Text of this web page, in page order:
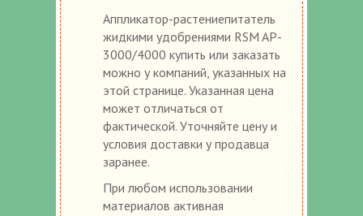
Аппликатор-растениепитатель
жидкими удобрениями RSM AP-
3000/4000 купить или заказать
можно у компаний, указанных на
этой странице. Указанная цена
может отличаться от
фактической. Уточняйте цену и
условия доставки у продавца
заранее.
При любом использовании
материалов активная